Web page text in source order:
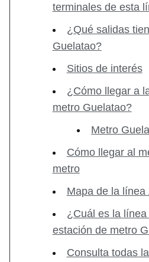
terminales de esta
¿Qué salidas
Guelatao?
Sitios de interés
¿Cómo llegar a
metro Guelatao?
Metro
Cómo llegar al
metro
Mapa de la línea
¿Cuál es la
estación de metro
Consulta todas